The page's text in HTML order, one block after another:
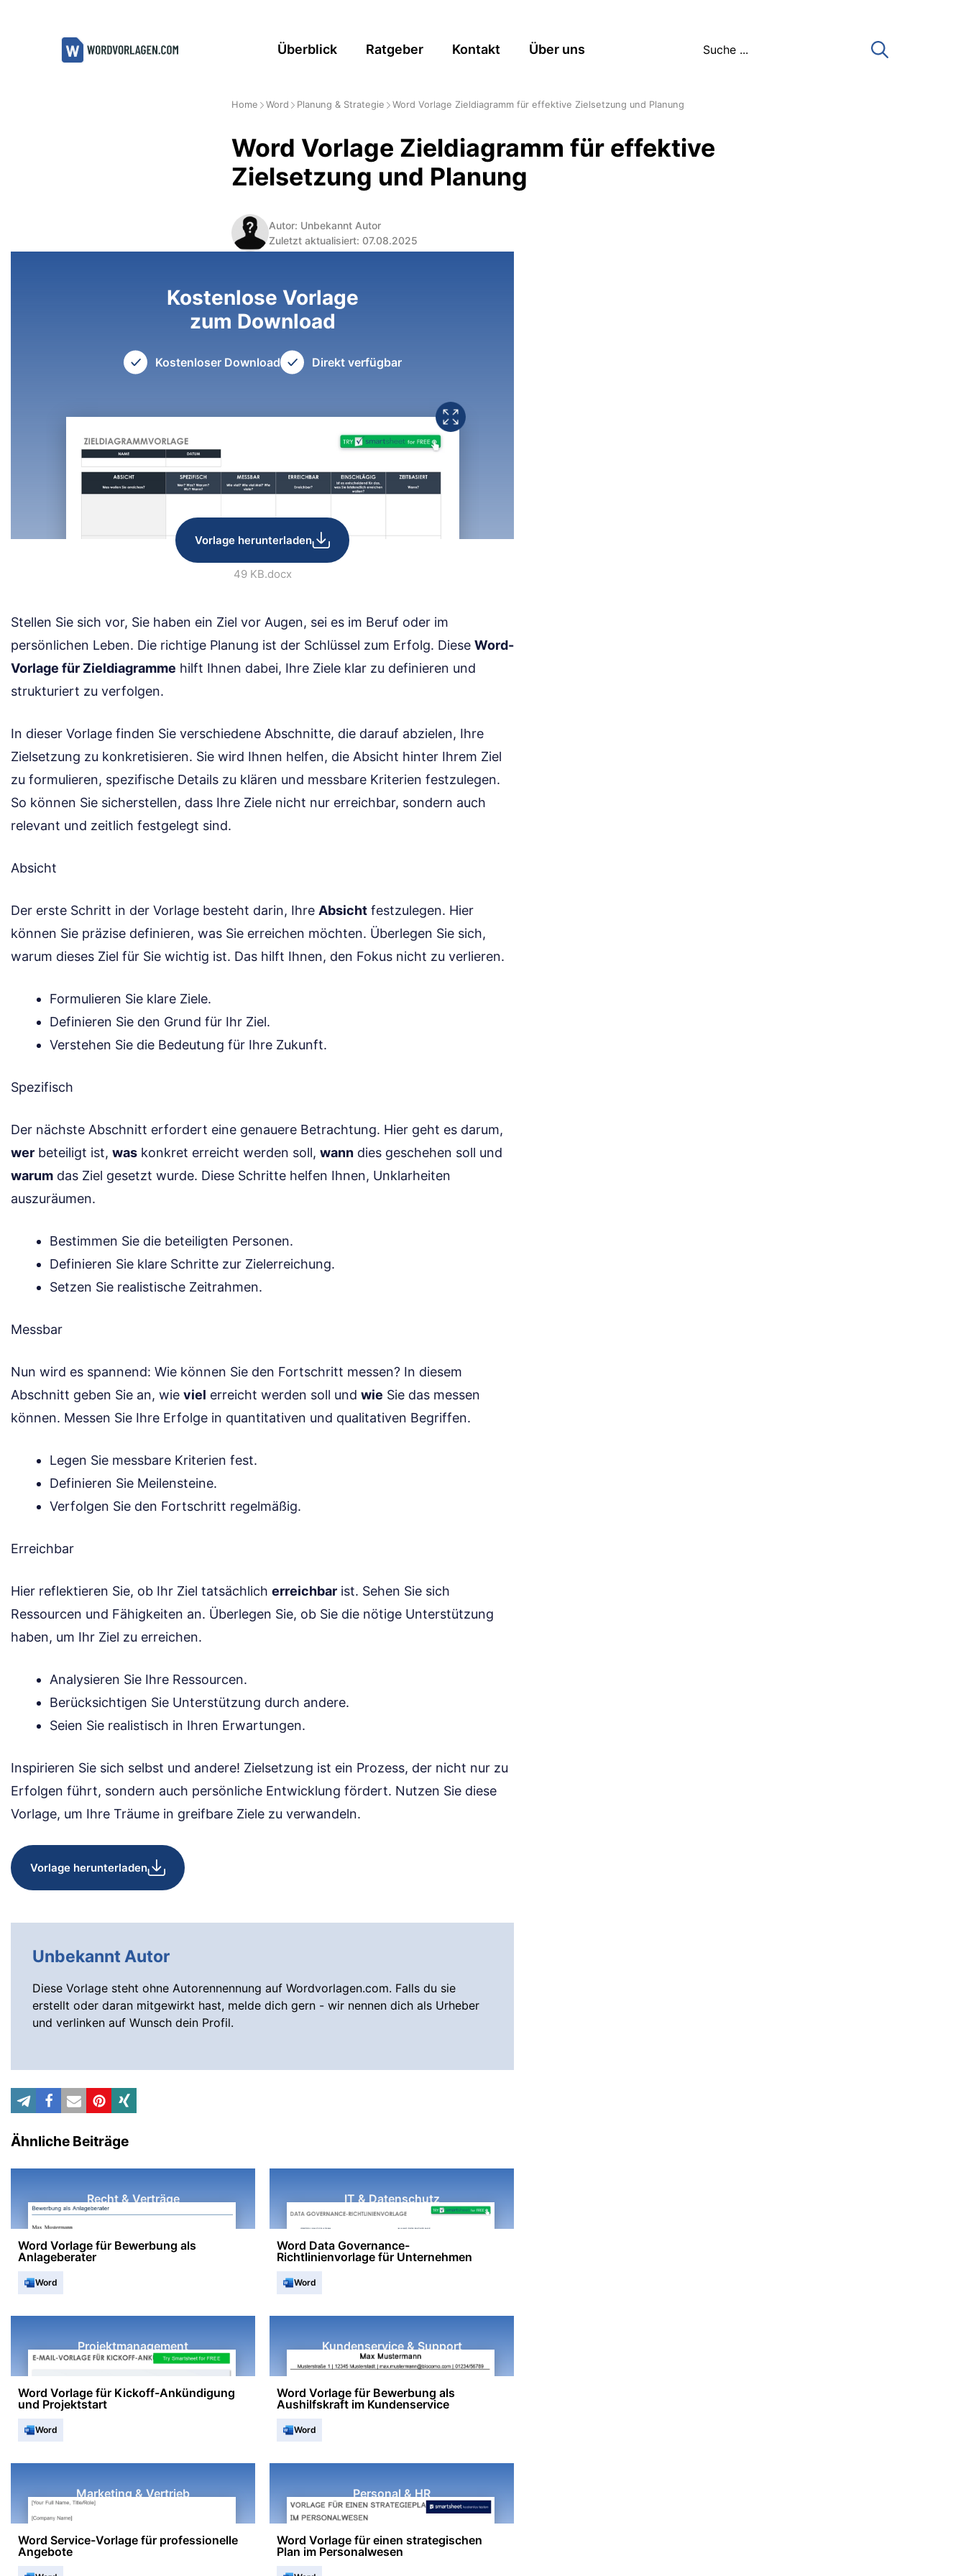
Überblick Ratgeber Kontakt Über uns
Home Word Planung & Strategie Word Vorlage Zieldiagramm für effektive Zielsetzung und Planung
Word Vorlage Zieldiagramm für effektive
Zielsetzung und Planung
Autor: Unbekannt Autor
Zuletzt aktualisiert: 07.08.2025
Kostenlose Vorlage
zum Download
Kostenloser Download Direkt verfügbar
Vorlage herunterladen
49 KB.docx
Stellen Sie sich vor, Sie haben ein Ziel vor Augen, sei es im Beruf oder im
persönlichen Leben. Die richtige Planung ist der Schlüssel zum Erfolg. Diese Word-
Vorlage für Zieldiagramme hilft Ihnen dabei, Ihre Ziele klar zu definieren und
strukturiert zu verfolgen.
In dieser Vorlage finden Sie verschiedene Abschnitte, die darauf abzielen, Ihre
Zielsetzung zu konkretisieren. Sie wird Ihnen helfen, die Absicht hinter Ihrem Ziel
zu formulieren, spezifische Details zu klären und messbare Kriterien festzulegen.
So können Sie sicherstellen, dass Ihre Ziele nicht nur erreichbar, sondern auch
relevant und zeitlich festgelegt sind.
Absicht
Der erste Schritt in der Vorlage besteht darin, Ihre Absicht festzulegen. Hier
können Sie präzise definieren, was Sie erreichen möchten. Überlegen Sie sich,
warum dieses Ziel für Sie wichtig ist. Das hilft Ihnen, den Fokus nicht zu verlieren.
Formulieren Sie klare Ziele.
Definieren Sie den Grund für Ihr Ziel.
Verstehen Sie die Bedeutung für Ihre Zukunft.
Spezifisch
Der nächste Abschnitt erfordert eine genauere Betrachtung. Hier geht es darum,
wer beteiligt ist, was konkret erreicht werden soll, wann dies geschehen soll und
warum das Ziel gesetzt wurde. Diese Schritte helfen Ihnen, Unklarheiten
auszuräumen.
Bestimmen Sie die beteiligten Personen.
Definieren Sie klare Schritte zur Zielerreichung.
Setzen Sie realistische Zeitrahmen.
Messbar
Nun wird es spannend: Wie können Sie den Fortschritt messen? In diesem
Abschnitt geben Sie an, wie viel erreicht werden soll und wie Sie das messen
können. Messen Sie Ihre Erfolge in quantitativen und qualitativen Begriffen.
Legen Sie messbare Kriterien fest.
Definieren Sie Meilensteine.
Verfolgen Sie den Fortschritt regelmäßig.
Erreichbar
Hier reflektieren Sie, ob Ihr Ziel tatsächlich erreichbar ist. Sehen Sie sich
Ressourcen und Fähigkeiten an. Überlegen Sie, ob Sie die nötige Unterstützung
haben, um Ihr Ziel zu erreichen.
Analysieren Sie Ihre Ressourcen.
Berücksichtigen Sie Unterstützung durch andere.
Seien Sie realistisch in Ihren Erwartungen.
Inspirieren Sie sich selbst und andere! Zielsetzung ist ein Prozess, der nicht nur zu
Erfolgen führt, sondern auch persönliche Entwicklung fördert. Nutzen Sie diese
Vorlage, um Ihre Träume in greifbare Ziele zu verwandeln.
Vorlage herunterladen
Unbekannt Autor
Diese Vorlage steht ohne Autorennennung auf Wordvorlagen.com. Falls du sie
erstellt oder daran mitgewirkt hast, melde dich gern - wir nennen dich als Urheber
und verlinken auf Wunsch dein Profil.
Ähnliche Beiträge
Recht & Verträge
Word Vorlage für Bewerbung als
Anlageberater
Word
IT & Datenschutz
Word Data Governance-
Richtlinienvorlage für Unternehmen
Word
Projektmanagement
Word Vorlage für Kickoff-Ankündigung
und Projektstart
Word
Kundenservice & Support
Word Vorlage für Bewerbung als
Aushilfskraft im Kundenservice
Word
Marketing & Vertrieb
Word Service-Vorlage für professionelle
Angebote
Personal & HR
Word Vorlage für einen strategischen
Plan im Personalwesen